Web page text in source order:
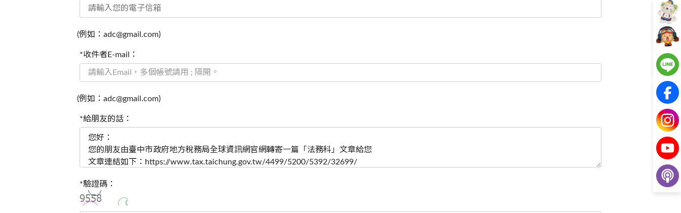
(例如：adc@gmail.com)
*收件者E-mail：
(例如：adc@gmail.com)
*給朋友的話：
*驗證碼：